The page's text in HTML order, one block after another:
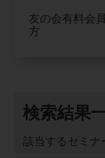
友の会有料会
方
検索結果
該当するセミナ
推奨環境 サイト